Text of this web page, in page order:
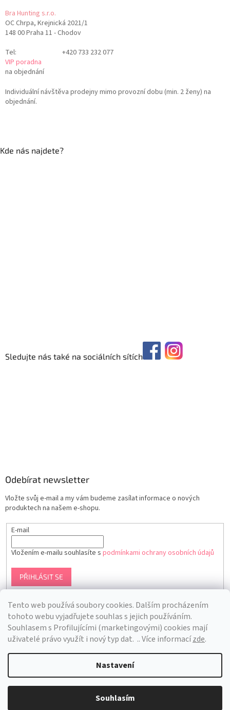
Tento web používá soubory cookies. Dalším procházením
tohoto webu vyjadřujete souhlas s jejich používáním.
Souhlasem s Profilujícími (marketingovými) cookies mají
uživatelé právo využít i nový typ dat. .. Více informacízde.
Nastavení
Souhlasím
Bra Hunting s.r.o.
OC Chrpa, Krejnická 2021/1
148 00 Praha 11 - Chodov
Tel:
+420 733 232 077
VIP poradna
na objednání
Individuální návštěva prodejny mimo provozní dobu (min. 2 ženy) na
objednání.
Kde nás najdete?
Sledujte nás také na sociálních sítích
Odebírat newsletter
Vložte svůj e-mail a my vám budeme zasílat informace o nových
produktech na našem e-shopu.
E-mail
Vložením e-mailu souhlasíte s podmínkami ochrany osobních údajů
PŘIHLÁSIT SE
Vytvořil Shoptet
Bra Hunting. Všechna práva vyhrazena.